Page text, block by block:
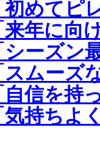
めてピ
年に向
ーズン
ムーズ
信を持
持ちよ